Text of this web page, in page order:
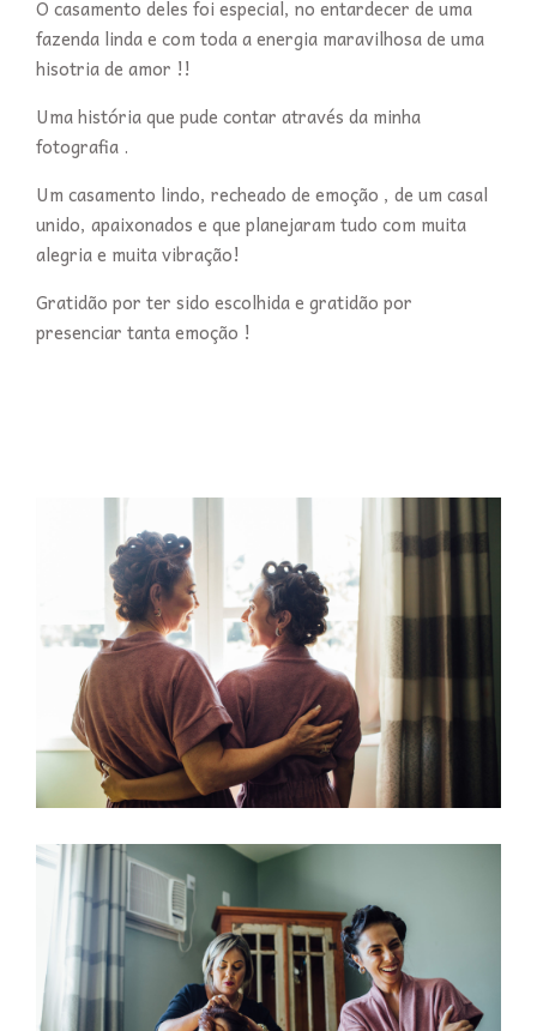
O casamento deles foi especial, no entardecer de uma
fazenda linda e com toda a energia maravilhosa de uma
hisotria de amor !!
Uma história que pude contar através da minha
fotografia .
Um casamento lindo, recheado de emoção , de um casal
unido, apaixonados e que planejaram tudo com muita
alegria e muita vibração!
Gratidão por ter sido escolhida e gratidão por
presenciar tanta emoção !